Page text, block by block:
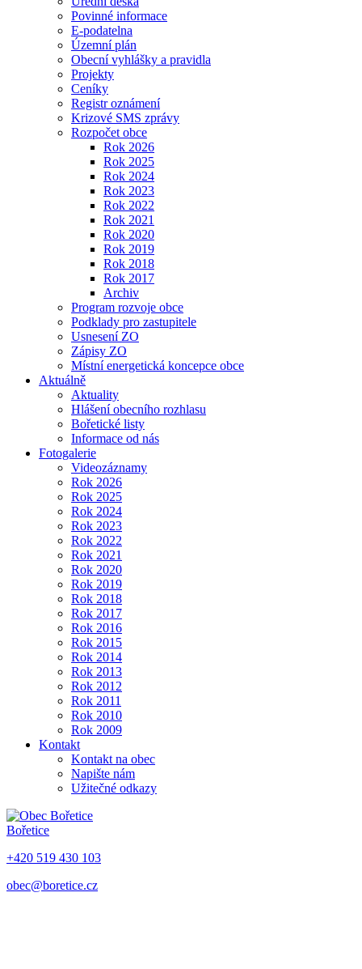
Povinné informace
E-podatelna
Územní plán
Obecní vyhlášky a pravidla
Projekty
Ceníky
Registr oznámení
Krizové SMS zprávy
Rozpočet obce
Rok 2026
Rok 2025
Rok 2024
Rok 2023
Rok 2022
Rok 2021
Rok 2020
Rok 2019
Rok 2018
Rok 2017
Archiv
Program rozvoje obce
Podklady pro zastupitele
Usnesení ZO
Zápisy ZO
Místní energetická koncepce obce
Aktuálně
Aktuality
Hlášení obecního rozhlasu
Bořetické listy
Informace od nás
Fotogalerie
Videozáznamy
Rok 2026
Rok 2025
Rok 2024
Rok 2023
Rok 2022
Rok 2021
Rok 2020
Rok 2019
Rok 2018
Rok 2017
Rok 2016
Rok 2015
Rok 2014
Rok 2013
Rok 2012
Rok 2011
Rok 2010
Rok 2009
Kontakt
Kontakt na obec
Napište nám
Užitečné odkazy
Bořetice
+420 519 430 103
obec@boretice.cz